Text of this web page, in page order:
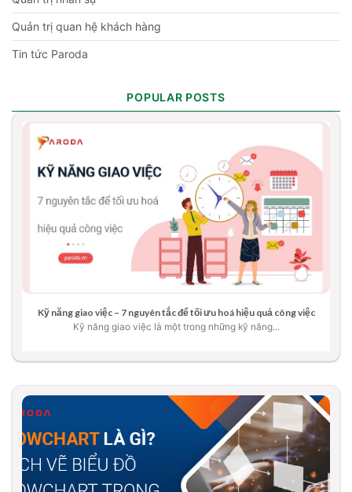
Quản trị quan hệ khách hàng
Tin tức Paroda
POPULAR POSTS
Kỹ năng giao việc – 7 nguyên tắc để tối ưu hoá hiệu quả công việc
Kỹ năng giao việc là một trong những kỹ năng...